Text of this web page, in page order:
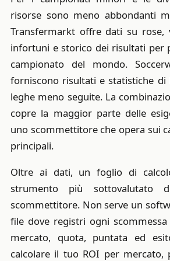
risorse sono meno abbondanti
Transfermarkt offre dati su rose,
infortuni e storico dei risultati per
campionato del mondo.
forniscono risultati e statistiche di
leghe meno seguite. La
copre la maggior parte delle
uno scommettitore che opera sui
principali.
Oltre ai dati, un foglio di
strumento più sottovalutato
scommettitore. Non serve un
file dove registri ogni
mercato, quota, puntata ed
calcolare il tuo ROI per mercato,